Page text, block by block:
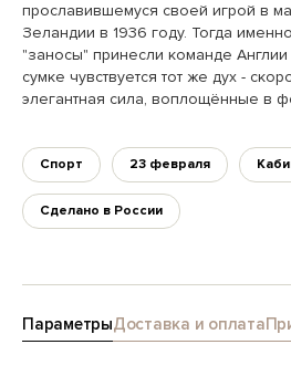
прославившемуся своей игрой в
Зеландии в 1936 году. Тогда
"заносы" принесли команде
сумке чувствуется тот же дух -
элегантная сила, воплощённые в
Спорт 23 февраля
Сделано в России
ПараметрыДоставка и оплата